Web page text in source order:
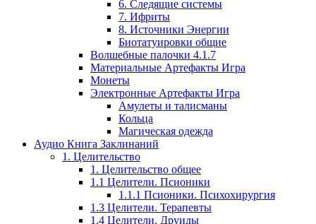
6. Следящие системы
7. Ифриты
8. Источники Энергии
Биотатуировки общие
Волшебные палочки 4.1.7
Материальные Артефакты Игра
Монеты
Электронные Артефакты Игра
Амулеты и талисманы
Кольца
Магическая одежда
Аудио Книга Заклинаний
1. Целительство
1. Целительство общее
1.1 Целители. Псионики
1.1.1 Псионики. Психохирургия
1.3 Целители. Терапевты
1.4 Целители. Друиды